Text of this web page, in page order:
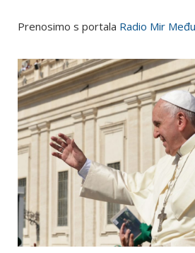
Prenosimo s portala Radio Mir